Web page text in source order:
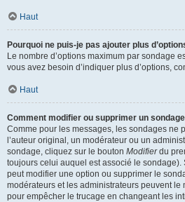
Haut
Pourquoi ne puis-je pas ajouter plus
Le nombre d’options maximum par sondage
vous avez besoin d’indiquer plus d’options,
Haut
Comment modifier ou supprimer un
Comme pour les messages, les sondages ne
l’auteur original, un modérateur ou un
sondage, cliquez sur le bouton Modifierdu
toujours celui auquel est associé le sondage).
peut modifier une option ou supprimer le
modérateurs et les administrateurs peuvent le
pour empêcher le trucage en changeant les